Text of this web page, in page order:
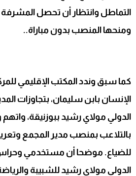
ومنحها المنصب بدون مباراة..
كما سبق وندد المكتب الإقليمي
الإنسان بابن سليمان، بتجاوزات
الدولي مولاي رشيد ببوزنيقة، واتهم
بالتلاعب بمنصب مدير المجمع
للضياع. موضحا أن مستخدمي وحراس
الدولي مولاي رشيد للشبيبة